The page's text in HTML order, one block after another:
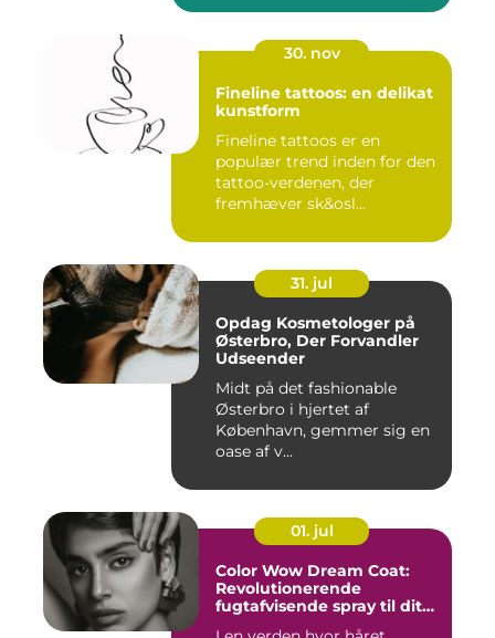
30. nov
Fineline tattoos: en delikat
kunstform
Fineline tattoos er en
populær trend inden for den
tattoo-verdenen, der
fremhæver sk&osl...
31. jul
Opdag Kosmetologer på
Østerbro, Der Forvandler
Udseender
Midt på det fashionable
Østerbro i hjertet af
København, gemmer sig en
oase af v...
01. jul
Color Wow Dream Coat:
Revolutionerende
fugtafvisende spray til dit